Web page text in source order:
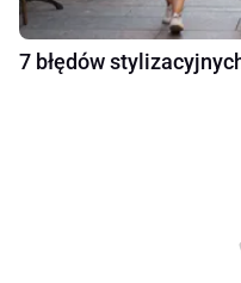
7 błędów